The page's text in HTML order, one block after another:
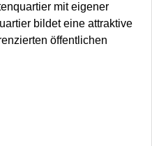
mit eigener
bildet eine attraktive
öffentlichen